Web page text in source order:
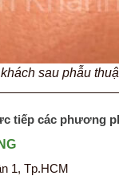
sau phẫu
tiếp các phương
1, Tp.HCM